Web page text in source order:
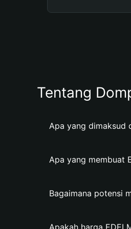
Tentang
Apa yang dimaksud
Apa yang membuat
Bagaimana potensi
Apakah harga